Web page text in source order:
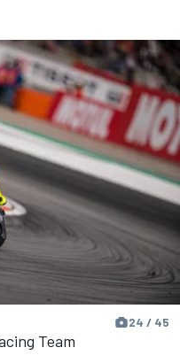
24 / 45
Team